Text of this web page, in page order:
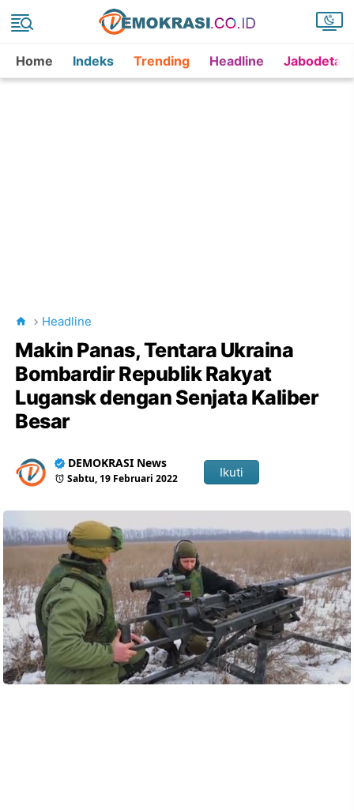
Home Indeks Trending Headline
Headline
Makin Panas, Tentara Ukraina
Bombardir Republik Rakyat
Lugansk dengan Senjata Kaliber
Besar
DEMOKRASI News
Sabtu, 19 Februari 2022 Ikuti